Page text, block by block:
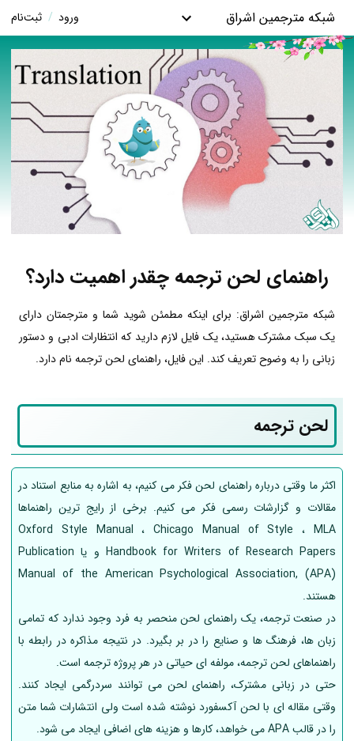
شبکه مترجمین اشراق ورود / ثبت‌نام
راهنمای لحن ترجمه چقدر اهمیت دارد؟
شبکه مترجمین اشراق: برای اینکه مطمئن شوید شما و مترجمتان دارای
یک سبک مشترک هستید، یک فایل لازم دارید که انتظارات ادبی و دستور
زبانی را به وضوح تعریف کند. این فایل، راهنمای لحن ترجمه نام دارد.
لحن ترجمه
اکثر ما وقتی درباره راهنمای لحن فکر می کنیم، به اشاره به منابع استناد در
مقالات و گزارشات رسمی فکر می کنیم. برخی از رایج ترین راهنماها
Oxford Style Manual ، Chicago Manual of Style ، MLA
Handbook for Writers of Research Papers و یا Publication
Manual of the American Psychological Association, (APA)
هستند.
در صنعت ترجمه، یک راهنمای لحن منحصر به فرد وجود ندارد که تمامی
زبان ها، فرهنگ ها و صنایع را در بر بگیرد. در نتیجه مذاکره در رابطه با
راهنماهای لحن ترجمه، مولفه ای حیاتی در هر پروژه ترجمه است.
حتی در زبانی مشترک، راهنمای لحن می توانند سردرگمی ایجاد کنند.
وقتی مقاله ای با لحن آکسفورد نوشته شده است ولی انتشارات شما متن
را در قالب APA می خواهد، کارها و هزینه های اضافی ایجاد می شود.